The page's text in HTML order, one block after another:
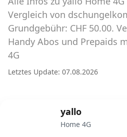
Abos für Tablets,
Watches
Tarifrechner
Alle Anbieter
Mobilfunknetz
Vergleich von
Grundgebühr: CHF 50.00.
Handy Abos und Prepaids
4G
Letztes Update: 07.08.2026
yallo
Home 4G